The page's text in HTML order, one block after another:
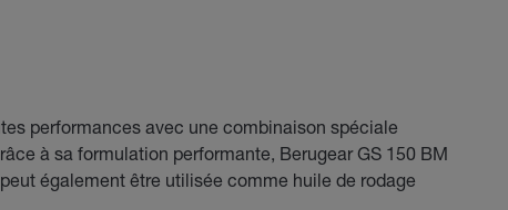
performances avec une combinaison spéciale
à sa formulation performante, Berugear GS 150 BM
également être utilisée comme huile de rodage